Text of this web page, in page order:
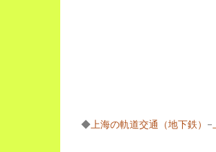
◆ 上海の軌道交通（地下鉄） –